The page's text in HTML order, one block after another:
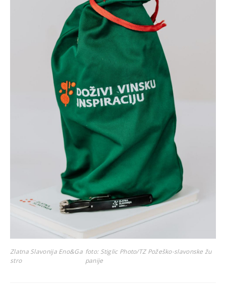
Zlatna Slavonija Eno&Ga
stro
foto: Stiglic Photo/TZ Požeško-slavonske žu
panije